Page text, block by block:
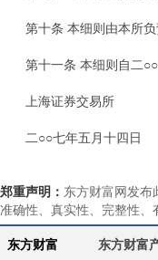
第十条 本细则由本所负
第十一条 本细则自二
上海证券交易所
二○○七年五月十四日
郑重声明： 东方财富网发布
准确性、真实性、完整性
东方财富 东方财富